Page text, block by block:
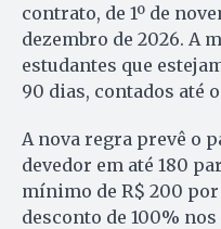
contrato, de 1º de
dezembro de 2026. A
estudantes que
90 dias, contados até
A nova regra prevê o
devedor em até 180
mínimo de R$ 200
desconto de 100%